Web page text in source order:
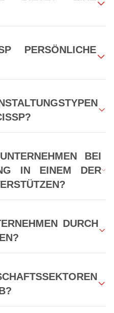
PERSÖNLICHE
BEI
IN EINEM DER
DURCH